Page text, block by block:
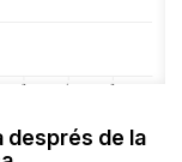
després de la